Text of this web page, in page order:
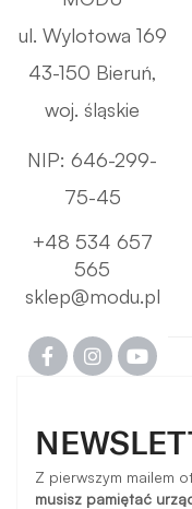
ul. Wylotowa 169
43-150 Bieruń,
woj. śląskie
NIP: 646-299-
75-45
+48 534 657
565
sklep@modu.pl
Z pierwszym mailem
musisz pamiętać